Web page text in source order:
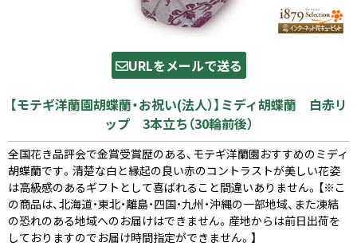
URLをメールで送る
【モテギ洋蘭園胡蝶蘭・お祝い(法人）】ミディ胡蝶蘭 白赤リ
ップ 3本立ち（30輪前後）
全国花き品評会で金賞受賞歴のある、モテギ洋蘭園おすすめのミディ
胡蝶蘭です。清楚な白と縁起の良い赤のコントラストが美しい花姿
は高級感のあるギフトとして喜ばれること間違いありません。【※こ
の商品は、北海道・東北・離島・四国・九州・沖縄の一部地域、また凍結
の恐れのある地域へのお届けはできません。産地からは前日出荷を
しておりますのでお届け時間指定ができません。】